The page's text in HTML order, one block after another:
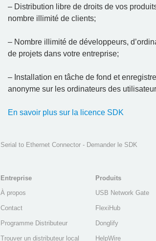
– Distribution libre de droits de vos
nombre illimité de clients;
– Nombre illimité de développeurs,
de projets dans votre entreprise;
– Installation en tâche de fond et
anonyme sur les ordinateurs des
En savoir plus sur la licence SDK
Serial to Ethernet Connector - Demander le SDK
Entreprise
À propos
Contact
Programme Distributeur
Trouver un distributeur local
Produits
USB Network Gate
FlexiHub
Donglify
HelpWire